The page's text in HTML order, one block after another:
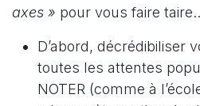
axes » pour vous faire
D’abord, décrédibiliser
toutes les attentes
NOTER (comme à